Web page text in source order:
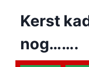
Kerst
nog…….